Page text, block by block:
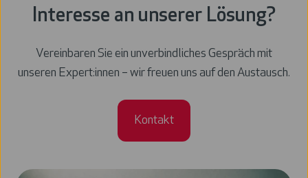
Interesse an unserer Lösung?
Vereinbaren Sie ein unverbindliches Gespräch mit
unseren Expert:innen – wir freuen uns auf den Austausch.
Kontakt